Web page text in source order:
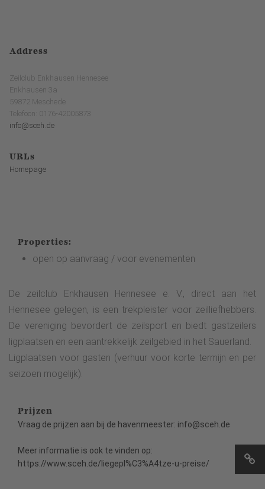
Address
Zeilclub Enkhausen Hennesee
Enkhausen 3a
59872 Meschede
Telefoon: 0176-42005873
info@sceh.de
URLs
Homepage
Properties:
open op aanvraag / voor evenementen
De zeilclub Enkhausen Hennesee e. V., direct aan het
Hennesee gelegen, is een trekpleister voor zeilliefhebbers.
De vereniging bevordert de zeilsport en biedt gastzeilers
ligplaatsen en een aantrekkelijk zeilgebied in het Sauerland.
Ligplaatsen voor gasten (verhuur voor korte termijn en per
seizoen mogelijk).
Prijzen
Vraag de prijzen aan bij de havenmeester: info@sceh.de
Meer informatie is ook te vinden op:
https://www.sceh.de/liegepl%C3%A4tze-u-preise/